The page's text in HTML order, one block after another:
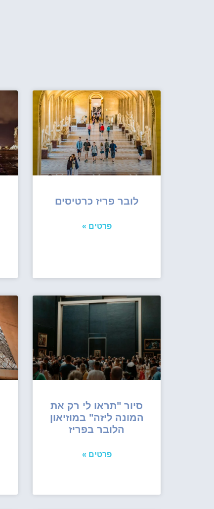
לובר פריז כרטיסים
פרטים »
סיור "תראו לי רק את
המונה ליזה" במוזיאון
הלובר בפריז
פרטים »